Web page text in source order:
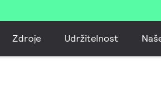
Zdroje Udržitelnost